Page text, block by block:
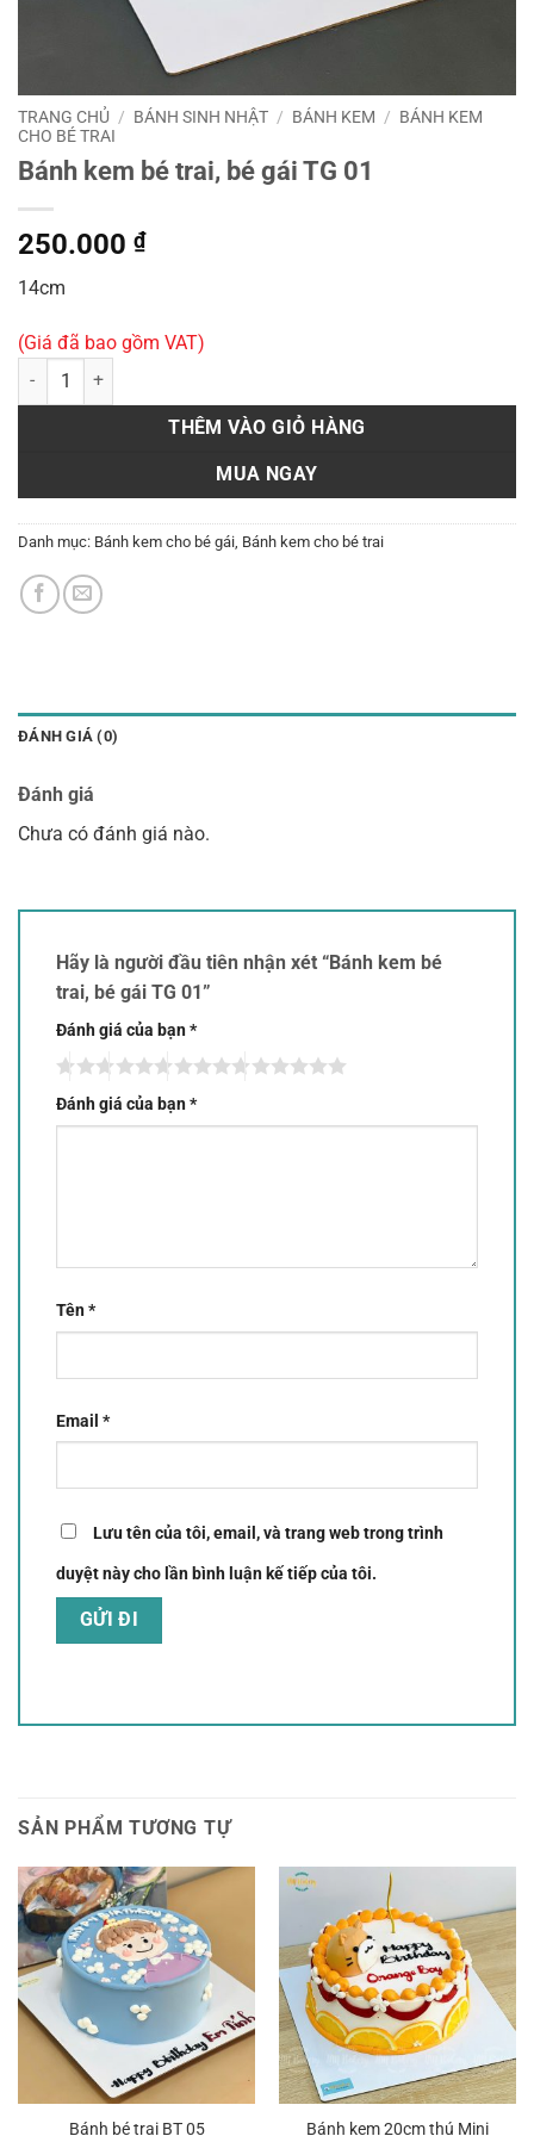
TRANG CHỦ / BÁNH SINH NHẬT / BÁNH KEM / BÁNH KEM
CHO BÉ TRAI
Bánh kem bé trai, bé gái TG 01
250.000 ₫
14cm
(Giá đã bao gồm VAT)
Bánh kem bé trai, bé gái TG 01 số lượng
THÊM VÀO GIỎ HÀNG
MUA NGAY
Danh mục: Bánh kem cho bé gái Bánh kem cho bé trai
ĐÁNH GIÁ (0)
Đánh giá
Chưa có đánh giá nào.
Hãy là người đầu tiên nhận xét “Bánh kem bé
trai, bé gái TG 01”
Đánh giá của bạn*
Đánh giá của bạn*
Tên*
Email *
Lưu tên của tôi, email, và trang web trong trình
duyệt này cho lần bình luận kế tiếp của tôi.
SẢN PHẨM TƯƠNG TỰ
Bánh bé trai BT 05 Bánh kem 20cm thú Mini